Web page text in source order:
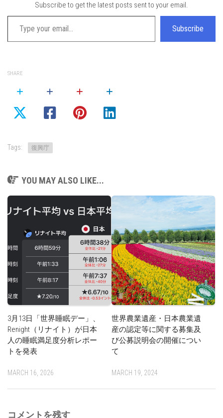
Subscribe to get the latest posts sent to your email.
Type your email…
Subscribe
SHARE
Tags: 復興庁
YOU MAY ALSO LIKE...
3月13日「世界睡眠デー」、
Renight（リナイト）が日本
人の睡眠満足度分析レポー
トを発表
MARCH 16, 2026
世界農業遺産・日本農業遺
産の認定等に関する募集及
び公募説明会の開催につい
て
MARCH 19, 2024
コメントを残す